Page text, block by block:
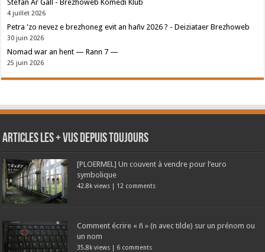
Stefan Ar Gall - Brezhoweb Komedi Klub
4 juillet 2026
Petra 'zo nevez e brezhoneg evit an hañv 2026 ? - Deiziataer Brezhoweb
30 juin 2026
Nomad war an hent — Rann 7 —
25 juin 2026
Articles les + vus depuis toujours
[PLOERMEL] Un couvent à vendre pour l’euro
symbolique
42.8k views | 12 comments
Comment écrire « ñ » (n avec tilde) sur un prénom ou
un nom
35.8k views | 6 comments